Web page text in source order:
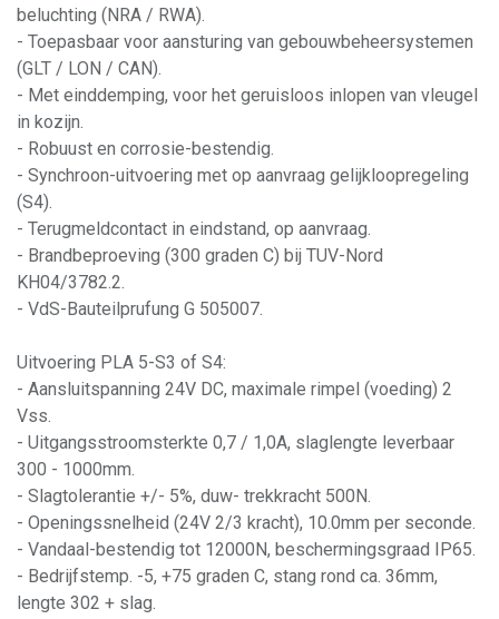
beluchting (NRA / RWA).
- Toepasbaar voor aansturing van gebouwbeheersystemen
(GLT / LON / CAN).
- Met einddemping, voor het geruisloos inlopen van vleugel
in kozijn.
- Robuust en corrosie-bestendig.
- Synchroon-uitvoering met op aanvraag gelijkloopregeling
(S4).
- Terugmeldcontact in eindstand, op aanvraag.
- Brandbeproeving (300 graden C) bij TUV-Nord
KH04/3782.2.
- VdS-Bauteilprufung G 505007.
Uitvoering PLA 5-S3 of S4:
- Aansluitspanning 24V DC, maximale rimpel (voeding) 2
Vss.
- Uitgangsstroomsterkte 0,7 / 1,0A, slaglengte leverbaar
300 - 1000mm.
- Slagtolerantie +/- 5%, duw- trekkracht 500N.
- Openingssnelheid (24V 2/3 kracht), 10.0mm per seconde.
- Vandaal-bestendig tot 12000N, beschermingsgraad IP65.
- Bedrijfstemp. -5, +75 graden C, stang rond ca. 36mm,
lengte 302 + slag.